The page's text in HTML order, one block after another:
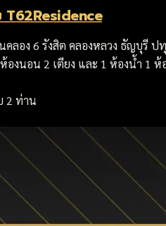
T62Residence
คลอง 6 รังสิต คลองหลวง ธัญบุรี
งนอน 2 เตียง และ 1 ห้องน้ำ 1 ห้
2 ท่าน